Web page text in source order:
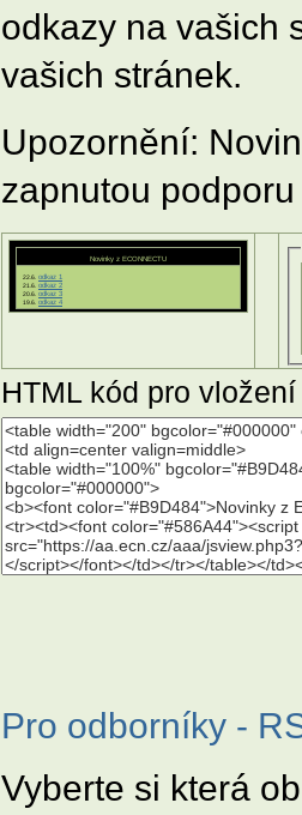
odkazy na vašich
vašich stránek.
Upozornění:
zapnutou
Novinky z ECONNECTU
22.6. odkaz 1
21.6. odkaz 2
20.6. odkaz 3
19.6. odkaz 4
HTML kód pro
Pro odborníky -
Vyberte si která